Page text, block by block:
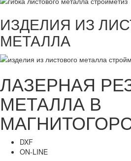
ИЗДЕЛИЯ ИЗ
МЕТАЛЛА
ЛАЗЕРНАЯ
МЕТАЛЛА В
DXF
ON-LINE